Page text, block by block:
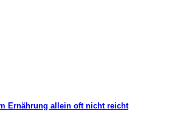
Ernährung allein oft nicht reicht